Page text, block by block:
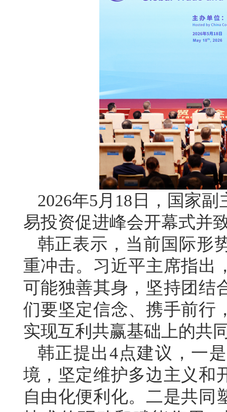
2026年5月18日，国家
易投资促进峰会开幕式并
韩正表示，当前国际形
重冲击。习近平主席指出
可能独善其身，坚持团结
们要坚定信念、携手前行
实现互利共赢基础上的共
韩正提出4点建议，一
境，坚定维护多边主义和
自由化便利化。二是共同